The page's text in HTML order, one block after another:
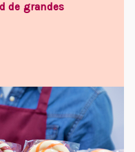
de grandes